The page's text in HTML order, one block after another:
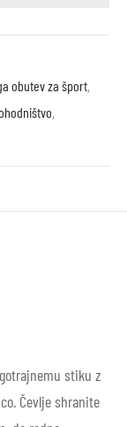
obutev za šport,
,
stiku z
Čevlje shranite